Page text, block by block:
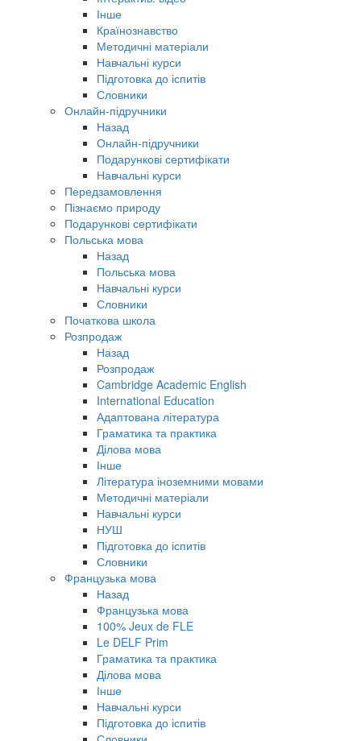
Інше
Країнознавство
Методичні матеріали
Навчальні курси
Підготовка до іспитів
Словники
Онлайн-підручники
Назад
Онлайн-підручники
Подарункові сертифікати
Навчальні курси
Передзамовлення
Пізнаємо природу
Подарункові сертифікати
Польська мова
Назад
Польська мова
Навчальні курси
Словники
Початкова школа
Розпродаж
Назад
Розпродаж
Cambridge Academic English
International Education
Адаптована література
Граматика та практика
Ділова мова
Інше
Література іноземними мовами
Методичні матеріали
Навчальні курси
НУШ
Підготовка до іспитів
Словники
Французька мова
Назад
Французька мова
100% Jeux de FLE
Le DELF Prim
Граматика та практика
Ділова мова
Інше
Навчальні курси
Підготовка до іспитів